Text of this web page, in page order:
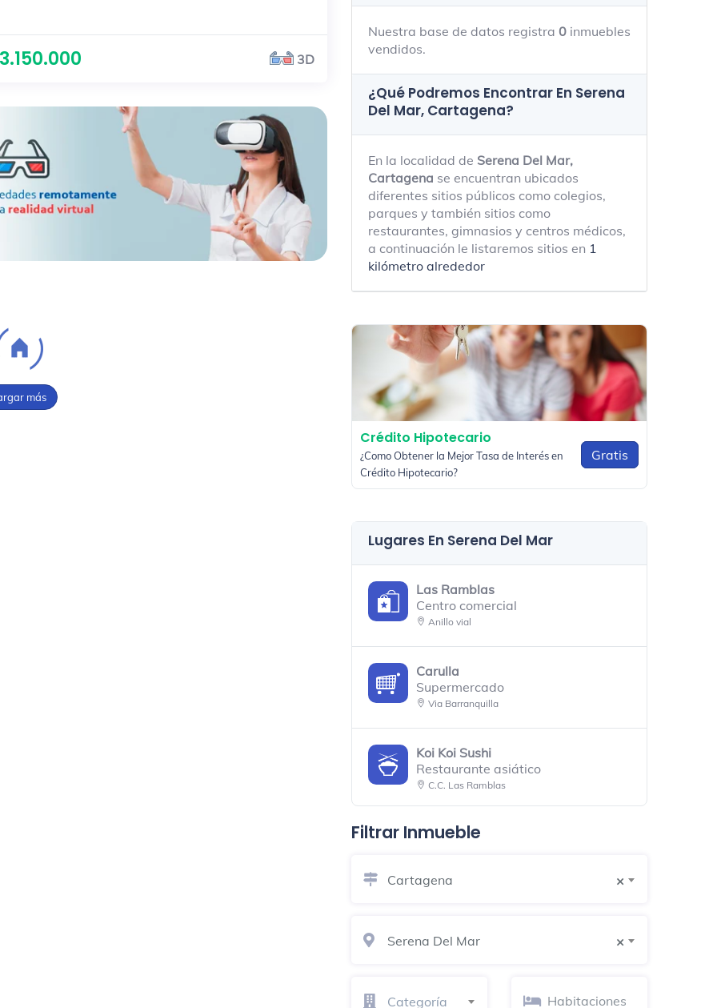
3D
más
Nuestra base de datos registra 0 inmuebles
vendidos.
¿Qué Podremos Encontrar En Serena
Del Mar, Cartagena?
En la localidad de Serena Del Mar,
Cartagena se encuentran ubicados
diferentes sitios públicos como colegios,
parques y también sitios como
restaurantes, gimnasios y centros médicos,
a continuación le listaremos sitios en 1
kilómetro alrededor
Crédito Hipotecario
¿Como Obtener la Mejor Tasa de Interés en
Crédito Hipotecario?
Gratis
Lugares En Serena Del Mar
Las Ramblas
Centro comercial
Anillo vial
Carulla
Supermercado
Via Barranquilla
Koi Koi Sushi
Restaurante asiático
C.C. Las Ramblas
Stefano’s Brunch And All
Zona Norte, Las Ramblas
Hamburguesas El Corral
Filtrar Inmueble
×
Cartagena
×
Serena Del Mar
Categoría